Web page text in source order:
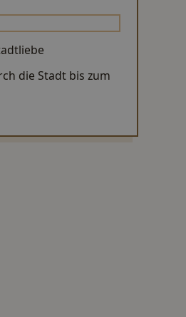
die Stadt bis zum